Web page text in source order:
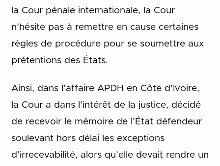
la Cour pénale internationale, la Cour
n’hésite pas à remettre en cause certaines
règles de procédure pour se soumettre aux
prétentions des États.
Ainsi, dans l’affaire APDH en Côte d’Ivoire,
la Cour a dans l’intérêt de la justice, décidé
de recevoir le mémoire de l’État défendeur
soulevant hors délai les exceptions
d’irrecevabilité, alors qu’elle devait rendre un